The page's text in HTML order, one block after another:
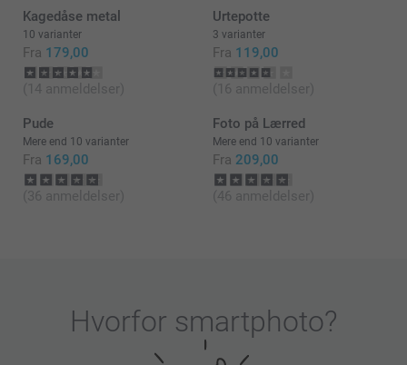
Hav en fortsat god dag!
Venlig hilsen
Kagedåse metal
10 varianter
Fra 179,00
(14 anmeldelser)
Urtepotte
3 varianter
Fra 119,00
(16 anmeldelser)
Pude
Mere end 10 varianter
Fra 169,00
(36 anmeldelser)
Foto på Lærred
Mere end 10 varianter
Fra 209,00
(46 anmeldelser)
Hvorfor smartphoto?